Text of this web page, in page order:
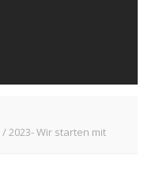
/2023- Wir starten mit